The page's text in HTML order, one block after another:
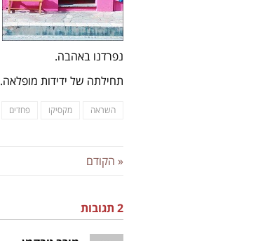
נפרדנו באהבה.
תחילתה של ידידות מופלאה.
השראה מקסיקו פחדים
« הקודם
2 תגובות